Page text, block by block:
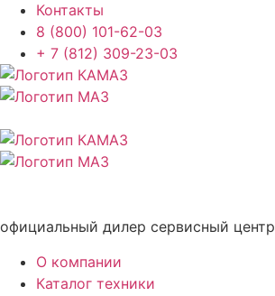
Контакты
8 (800) 101-62-03
+ 7 (812) 309-23-03
официальный дилер сервисный центр
О компании
Каталог техники